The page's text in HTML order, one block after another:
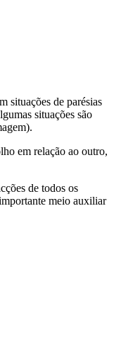
situações de parésias
situações são
em relação ao outro,
de todos os
meio auxiliar